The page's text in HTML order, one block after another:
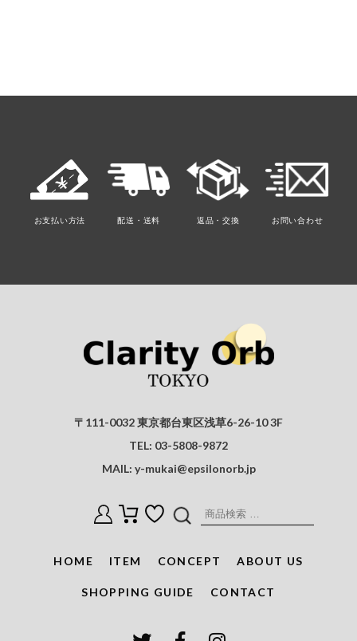
お支払い方法 配送・送料 返品・交換 お問い合わせ
〒111-0032 東京都台東区浅草6-26-10 3F
TEL: 03-5808-9872
MAIL: y-mukai@epsilonorb.jp
検
対
HOME ITEM CONCEPT ABOUT US
SHOPPING GUIDE CONTACT